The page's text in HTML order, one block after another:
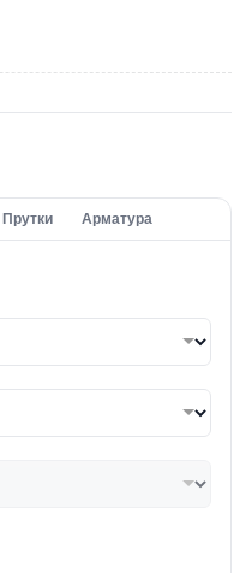
Прутки Арматура